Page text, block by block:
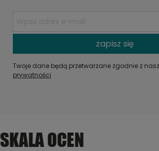
zapisz się
Twoje dane będą przetwarzane zgodnie z
prywatności
SKALA OCEN